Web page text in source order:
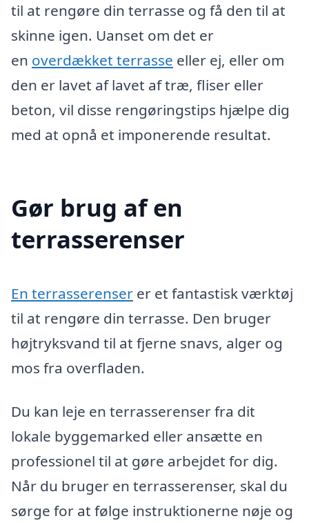
til at rengøre din terrasse og få den til at
skinne igen. Uanset om det er
en overdækket terrasse eller ej, eller om
den er lavet af lavet af træ, fliser eller
beton, vil disse rengøringstips hjælpe dig
med at opnå et imponerende resultat.
Gør brug af en
terrasserenser
En terrasserenser er et fantastisk værktøj
til at rengøre din terrasse. Den bruger
højtryksvand til at fjerne snavs, alger og
mos fra overfladen.
Du kan leje en terrasserenser fra dit
lokale byggemarked eller ansætte en
professionel til at gøre arbejdet for dig.
Når du bruger en terrasserenser, skal du
sørge for at følge instruktionerne nøje og